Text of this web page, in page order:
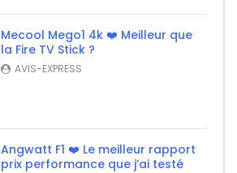
Mecool Mego1 4k ❤️ Meilleur que
la Fire TV Stick ?
AVIS-EXPRESS
Angwatt F1 ❤️ Le meilleur rapport
prix performance que j’ai testé